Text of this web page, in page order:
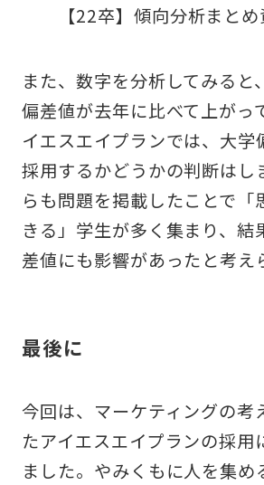
【22卒】傾向分析まと
また、数字を分析してみると
偏差値が去年に比べて上がっ
イエスエイプランでは、大学
採用するかどうかの判断はし
らも問題を掲載したことで「
きる」学生が多く集まり、結
差値にも影響があったと考え
最後に
今回は、マーケティングの考
たアイエスエイプランの採用
ました。やみくもに人を集め